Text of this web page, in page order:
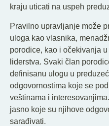
kraju uticati na uspeh
Pravilno upravljanje može
uloga kao vlasnika,
porodice, kao i očekivanja
liderstva. Svaki član
definisanu ulogu u
odgovornostima koje se
veštinama i
jasno koje su njihove
sarađivati.